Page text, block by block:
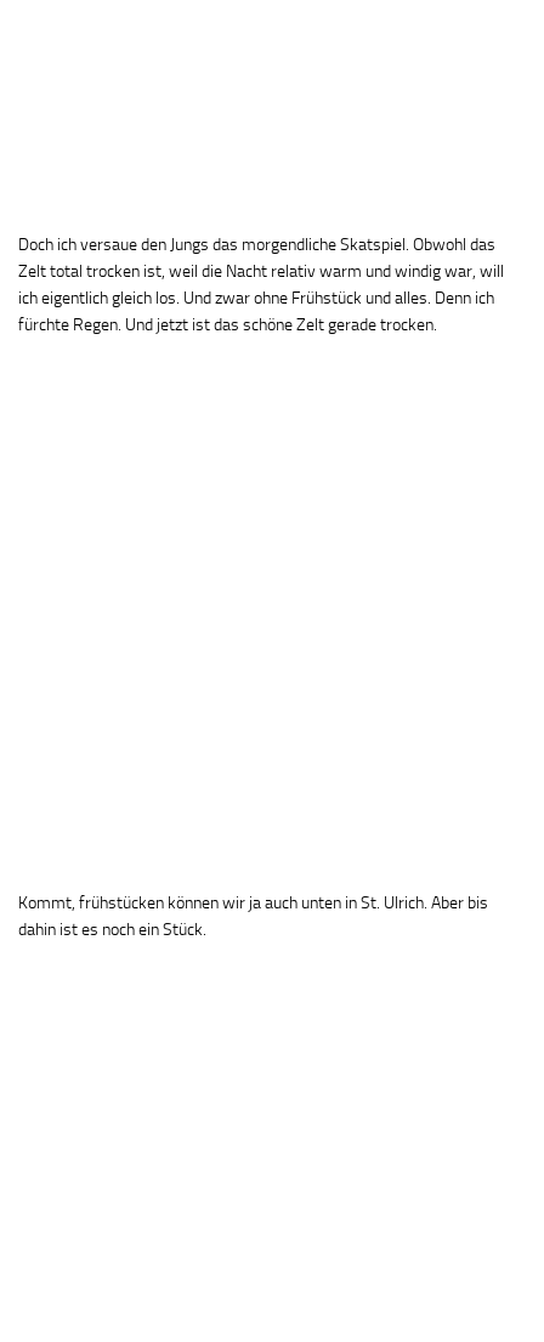
Doch ich versaue den Jungs das morgendliche Skatspiel. Obwohl das
Zelt total trocken ist, weil die Nacht relativ warm und windig war, will
ich eigentlich gleich los. Und zwar ohne Frühstück und alles. Denn ich
fürchte Regen. Und jetzt ist das schöne Zelt gerade trocken.
Kommt, frühstücken können wir ja auch unten in St. Ulrich. Aber bis
dahin ist es noch ein Stück.